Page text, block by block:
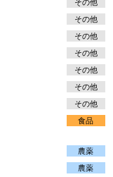
その他
その他
その他
その他
その他
その他
その他
食品
農薬
農薬